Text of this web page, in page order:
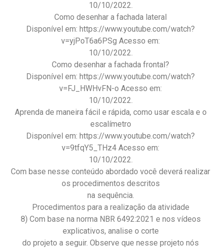
10/10/2022.
Como desenhar a fachada lateral
Disponível em: https://www.youtube.com/watch?
v=yjPoT6a6PSg Acesso em:
10/10/2022.
Como desenhar a fachada frontal?
Disponível em: https://www.youtube.com/watch?
v=FJ_HWHvFN-o Acesso em:
10/10/2022.
Aprenda de maneira fácil e rápida, como usar escala e o
escalímetro
Disponível em: https://www.youtube.com/watch?
v=9tfqY5_THz4 Acesso em:
10/10/2022.
Com base nesse conteúdo abordado você deverá realizar
os procedimentos descritos
na sequência.
Procedimentos para a realização da atividade
8) Com base na norma NBR 6492:2021 e nos vídeos
explicativos, analise o corte
do projeto a seguir. Observe que nesse projeto nós